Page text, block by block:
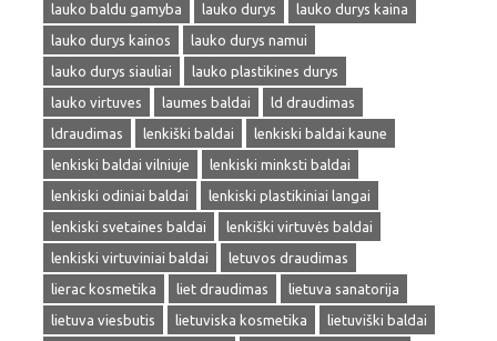
lauko baldu gamyba
lauko durys
lauko durys kaina
lauko durys kainos
lauko durys namui
lauko durys siauliai
lauko plastikines durys
lauko virtuves
laumes baldai
ld draudimas
ldraudimas
lenkiški baldai
lenkiski baldai kaune
lenkiski baldai vilniuje
lenkiski minksti baldai
lenkiski odiniai baldai
lenkiski plastikiniai langai
lenkiski svetaines baldai
lenkiški virtuvės baldai
lenkiski virtuviniai baldai
letuvos draudimas
lierac kosmetika
liet draudimas
lietuva sanatorija
lietuva viesbutis
lietuviska kosmetika
lietuviški baldai